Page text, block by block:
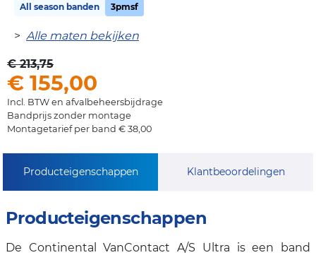
All season banden 3pmsf
> Alle maten bekijken
€ 213,75
€ 155,00
Incl. BTW en afvalbeheersbijdrage
Bandprijs zonder montage
Montagetarief per band € 38,00
Producteigenschappen Klantbeoordelingen
Producteigenschappen
De Continental VanContact A/S Ultra is een band